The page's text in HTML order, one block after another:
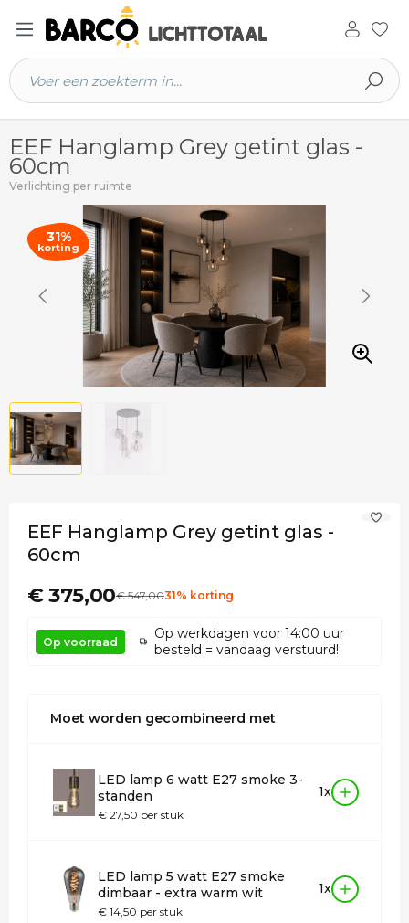
hoofdinhoud
EEF Hanglamp Grey getint glas -
60cm
Verlichting per ruimte
31%
korting
EEF Hanglamp Grey getint glas -
60cm
€ 375,00€547,0031% korting
Op voorraad
Op werkdagen voor 14:00 uur
besteld = vandaag verstuurd!
Moet worden gecombineerd met
LED lamp 6 watt E27 smoke 3-
standen
€ 27,50 per stuk
1x
LED lamp 5 watt E27 smoke
dimbaar - extra warm wit
€ 14,50 per stuk
1x